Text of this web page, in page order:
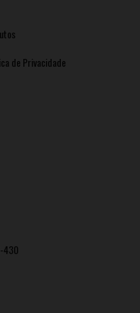
de Privacidade
430